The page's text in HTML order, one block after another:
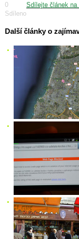
0
Sdíleno
Sdílejte článek na
Další články o